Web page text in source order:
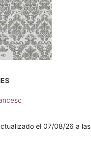
el 07/08/26 a las